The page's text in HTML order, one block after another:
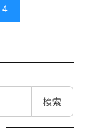
4
検索